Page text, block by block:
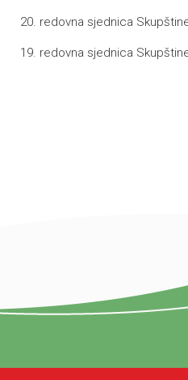
20. redovna sjednica
19. redovna sjednica